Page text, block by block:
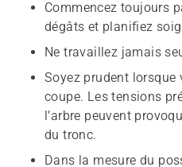
Commencez toujours
dégâts et planifiez
Ne travaillez jamais
Soyez prudent lorsque
coupe. Les tensions
l’arbre peuvent
du tronc.
Dans la mesure du